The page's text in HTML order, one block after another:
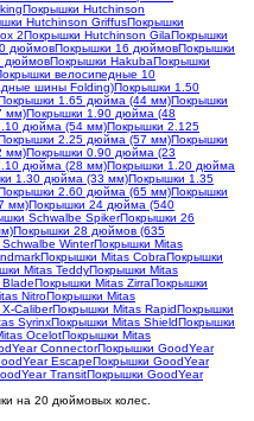
Покрышки Hutchinson
Hutchinson GriffusПокрышки
2Покрышки Hutchinson GilaПокрышки
дюймовПокрышки 16 дюймовПокрышки
дюймовПокрышки HakubaПокрышки
велосипедные 10
шины Folding)Покрышки 1.50
1.65 дюйма (44 мм)Покрышки
мм)Покрышки 1.90 дюйма (48
дюйма (54 мм)Покрышки 2.125
2.25 дюйма (57 мм)Покрышки
мм)Покрышки 0.90 дюйма (23
дюйма (28 мм)Покрышки 1.20 дюйма
1.30 дюйма (33 мм)Покрышки 1.35
2.60 дюйма (65 мм)Покрышки
мм)Покрышки 24 дюйма (540
Schwalbe SpikerПокрышки 26
Покрышки 28 дюймов (635
WinterПокрышки Mitas
Покрышки Mitas CobraПокрышки
Mitas TeddyПокрышки Mitas
Покрышки Mitas ZirraПокрышки
NitroПокрышки Mitas
CaliberПокрышки Mitas RapidПокрышки
SyrinxПокрышки Mitas ShieldПокрышки
OcelotПокрышки Mitas
ConnectorПокрышки GoodYear
EscapeПокрышки GoodYear
TransitПокрышки GoodYear
на 20 дюймовых колес.